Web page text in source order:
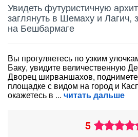
Увидеть футуристичную
заглянуть в Шемаху и Лагич,
на Бешбармаге
Вы прогуляетесь по узким
Баку, увидите величественную
Дворец ширваншахов,
площадке с видом на город и
окажетесь в читать дальше
5